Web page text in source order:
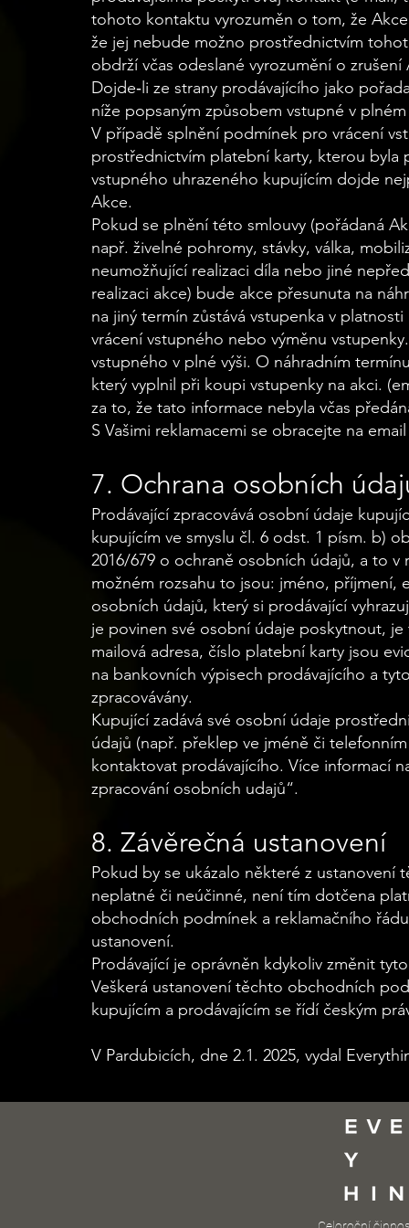
tohoto kontaktu vyrozuměn o tom, že
že jej nebude možno prostřednictvím
obdrží včas odeslané vyrozumění o
Dojde‐li ze strany prodávajícího jako
níže popsaným způsobem vstupné v
V případě splnění podmínek pro vrácení
prostřednictvím platební karty, kterou byla
vstupného uhrazeného kupujícím dojde
Akce.
Pokud se plnění této smlouvy (pořádaná
např. živelné pohromy, stávky, válka,
neumožňující realizaci díla nebo jiné
realizaci akce) bude akce přesunuta na
na jiný termín zůstává vstupenka v
vrácení vstupného nebo výměnu
vstupného v plné výši. O náhradním
který vyplnil při koupi vstupenky na akci.
za to, že tato informace nebyla včas
S Vašimi reklamacemi se obracejte na
7. Ochrana osobních
Prodávající zpracovává osobní údaje
kupujícím ve smyslu čl. 6 odst. 1 písm. b)
2016/679 o ochraně osobních údajů, a to
možném rozsahu to jsou: jméno, příjmení,
osobních údajů, který si prodávající
je povinen své osobní údaje poskytnout,
mailová adresa, číslo platební karty jsou
na bankovních výpisech prodávajícího a
zpracovávány.
Kupující zadává své osobní údaje
údajů (např. překlep ve jméně či
kontaktovat prodávajícího. Více informací
zpracování osobních udajů“.
8. Závěrečná ustanovení
Pokud by se ukázalo některé z
neplatné či neúčinné, není tím dotčena
obchodních podmínek a reklamačního
ustanovení.
Prodávající je oprávněn kdykoliv změnit
Veškerá ustanovení těchto obchodních
kupujícím a prodávajícím se řídí českým
V Pardubicích, dne 2.1. 2025, vydal